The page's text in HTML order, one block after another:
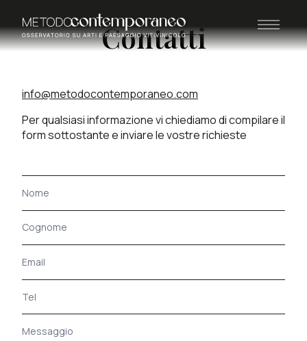
Contatti
info@metodocontemporaneo.com
Per qualsiasi informazione vi chiediamo di compilare il
form sottostante e inviare le vostre richieste
Modulo di contatto
Nome(obbligatorio)
Cognome(obbligatorio)
Email(obbligatorio)
Telefono(facoltativo)
Messaggio(obbligatorio)